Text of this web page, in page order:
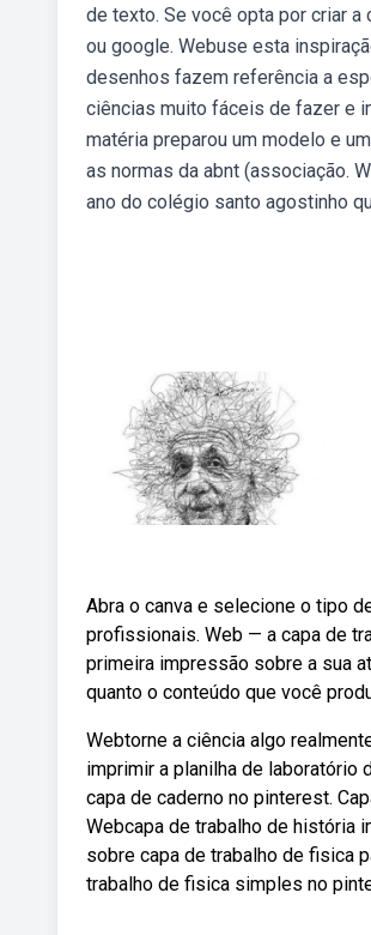
de texto. Se você opta por criar
ou google. Webuse esta
desenhos fazem referência a
ciências muito fáceis de fazer e
matéria preparou um modelo e
as normas da abnt (associação.
ano do colégio santo agostinho
Abra o canva e selecione o tipo
profissionais. Web — a capa de
primeira impressão sobre a sua
quanto o conteúdo que você
Webtorne a ciência algo
imprimir a planilha de
capa de caderno no pinterest.
Webcapa de trabalho de história
sobre capa de trabalho de fisica
trabalho de fisica simples no